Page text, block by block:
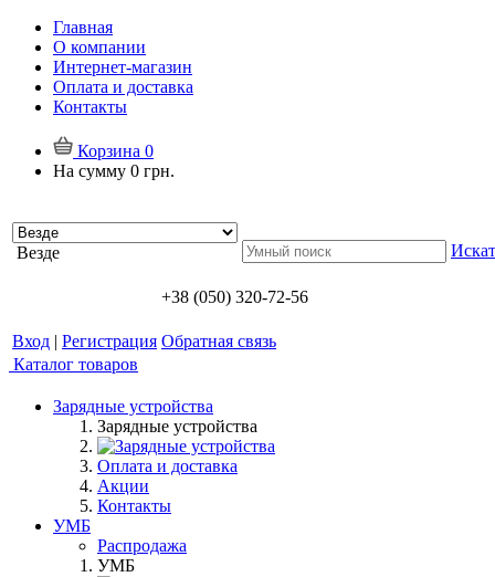
Главная
О компании
Интернет-магазин
Оплата и доставка
Контакты
Корзина 0
На сумму 0 грн.
Везде
+38 (050) 320-72-56
Вход | Регистрация Обратная связь
Каталог товаров
Зарядные устройства
Зарядные устройства
Оплата и доставка
Акции
Контакты
УМБ
Распродажа
УМБ